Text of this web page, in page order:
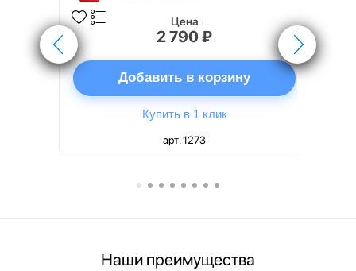
Цена
2 790 ₽
Добавить в корзину
Купить в 1 клик
арт. 1273
Наши преимущества